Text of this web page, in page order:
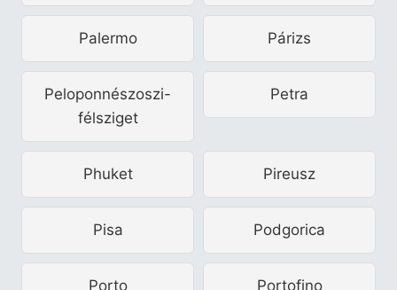
Palermo Párizs
Peloponnészoszi-
félsziget
Petra
Phuket Pireusz
Pisa Podgorica
Porto Portofino